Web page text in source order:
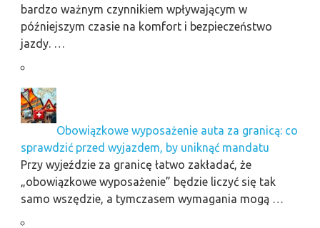
bardzo ważnym czynnikiem wpływającym w
późniejszym czasie na komfort i bezpieczeństwo
jazdy. …
Obowiązkowe wyposażenie auta za granicą: co
sprawdzić przed wyjazdem, by uniknąć mandatu
Przy wyjeździe za granicę łatwo zakładać, że
„obowiązkowe wyposażenie” będzie liczyć się tak
samo wszędzie, a tymczasem wymagania mogą …